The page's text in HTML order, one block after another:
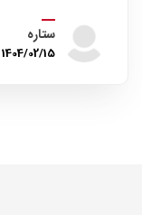
ستاره
1404/02/15 - 08:33